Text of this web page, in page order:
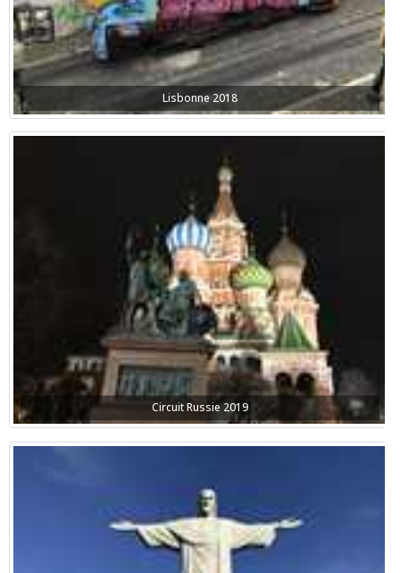
Lisbonne 2018
Circuit Russie 2019